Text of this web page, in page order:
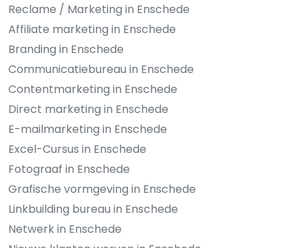
Reclame / Marketing in Enschede
Affiliate marketing in Enschede
Branding in Enschede
Communicatiebureau in Enschede
Contentmarketing in Enschede
Direct marketing in Enschede
E-mailmarketing in Enschede
Excel-Cursus in Enschede
Fotograaf in Enschede
Grafische vormgeving in Enschede
Linkbuilding bureau in Enschede
Netwerk in Enschede